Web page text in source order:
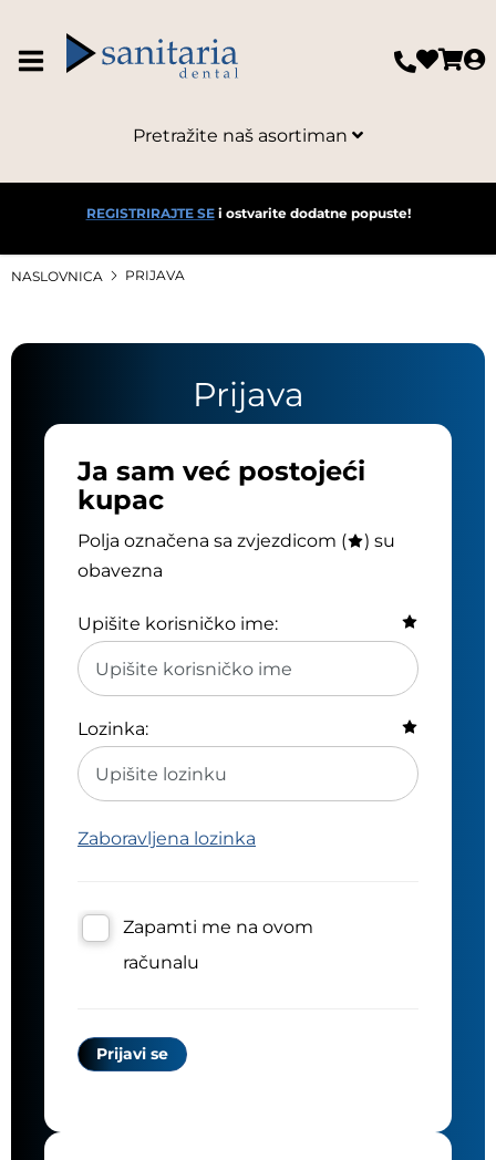
Pretražite naš asortiman
REGISTRIRAJTE SEi ostvarite dodatne popuste!
NASLOVNICA PRIJAVA
Prijava
Ja sam već postojeći
kupac
Polja označena sa zvjezdicom (
) su
obavezna
Upišite korisničko ime:
Lozinka:
Zaboravljena lozinka
Zapamti me na ovom
računalu